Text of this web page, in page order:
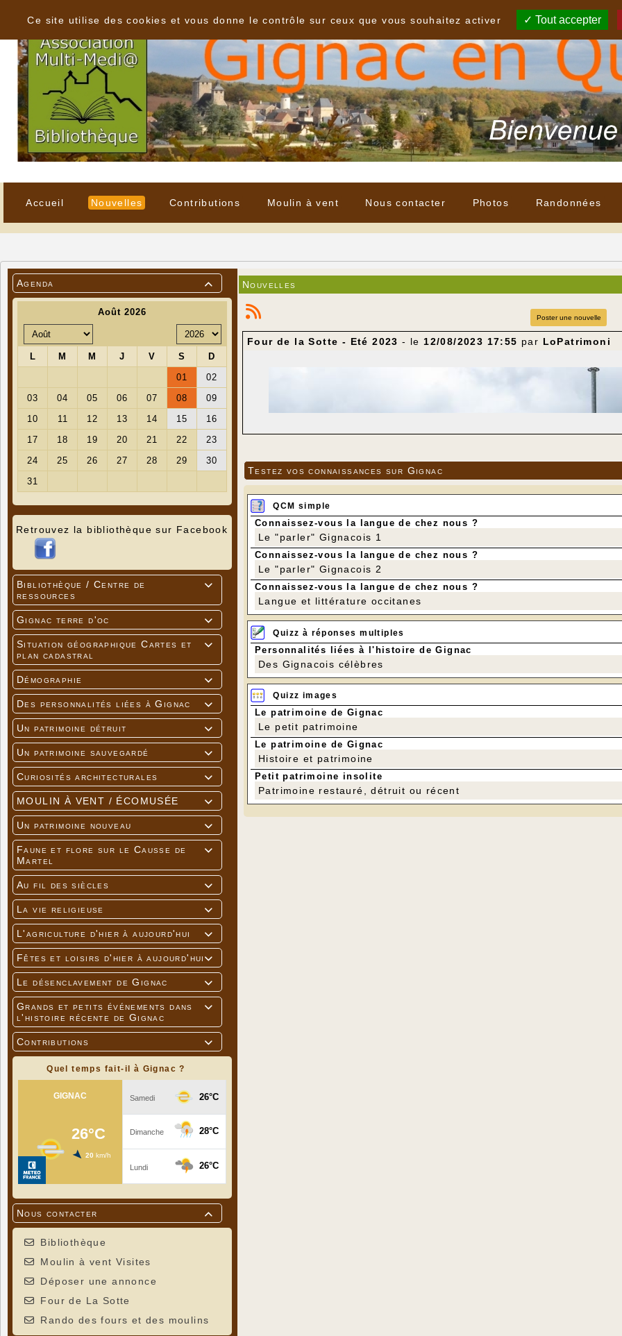
Accueil Nouvelles Contributions Moulin à vent Nous contacter Photos Randonnées

Agenda
Retrouvez la bibliothèque sur Facebook

Bibliothèque / Centre de
ressources

Gignac terre d'oc

Situation géographique Cartes et
plan cadastral

Démographie

Des personnalités liées à Gignac

Un patrimoine détruit

Un patrimoine sauvegardé

Curiosités architecturales

MOULIN À VENT / ÉCOMUSÉE

Un patrimoine nouveau

Faune et flore sur le Causse de
Martel

Au fil des siècles

La vie religieuse

L'agriculture d'hier à aujourd'hui

Fêtes et loisirs d'hier à aujourd'hui

Le désenclavement de Gignac

Grands et petits événements dans
l'histoire récente de Gignac

Contributions
Quel temps fait-il à Gignac ?

Nous contacter
Bibliothèque
Moulin à vent Visites
Déposer une annonce
Four de La Sotte
Rando des fours et des moulins
Nouvelles
Poster une nouvelle
Four de la Sotte - Eté 2023 - le 12/08/2023 17:55 par LoPatrimoni
Testez vos connaissances sur Gignac
QCM simple
Connaissez-vous la langue de chez nous ?
Le "parler" Gignacois 1
Connaissez-vous la langue de chez nous ?
Le "parler" Gignacois 2
Connaissez-vous la langue de chez nous ?
Langue et littérature occitanes
Quizz à réponses multiples
Personnalités liées à l'histoire de Gignac
Des Gignacois célèbres
Quizz images
Le patrimoine de Gignac
Le petit patrimoine
Le patrimoine de Gignac
Histoire et patrimoine
Petit patrimoine insolite
Patrimoine restauré, détruit ou récent
Ce site utilise des cookies et vous donne le contrôle sur ceux que vous souhaitez activer
Tout accepter